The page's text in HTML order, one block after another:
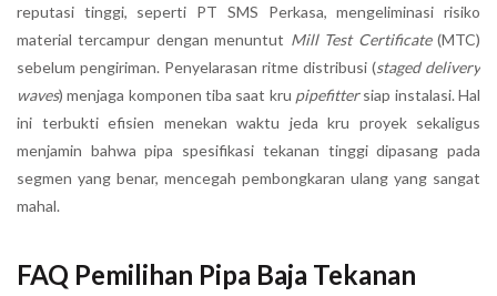
reputasi tinggi, seperti PT SMS Perkasa, mengeliminasi risiko
material tercampur dengan menuntut Mill Test Certificate(MTC)
sebelum pengiriman. Penyelarasan ritme distribusi (staged delivery
waves) menjaga komponen tiba saat kru pipefittersiap instalasi. Hal
ini terbukti efisien menekan waktu jeda kru proyek sekaligus
menjamin bahwa pipa spesifikasi tekanan tinggi dipasang pada
segmen yang benar, mencegah pembongkaran ulang yang sangat
mahal.
FAQ Pemilihan Pipa Baja Tekanan